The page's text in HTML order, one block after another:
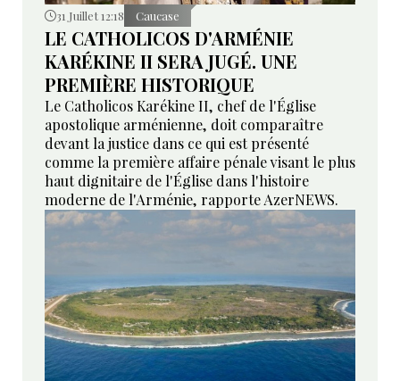
31 Juillet 12:18 Caucase
LE CATHOLICOS D'ARMÉNIE
KARÉKINE II SERA JUGÉ. UNE
PREMIÈRE HISTORIQUE
Le Catholicos Karékine II, chef de l'Église
apostolique arménienne, doit comparaître
devant la justice dans ce qui est présenté
comme la première affaire pénale visant le plus
haut dignitaire de l'Église dans l'histoire
moderne de l'Arménie, rapporte AzerNEWS.